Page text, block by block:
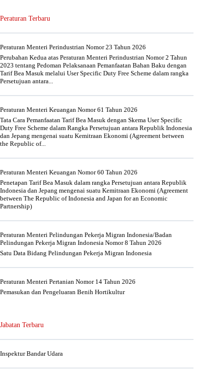
Peraturan Terbaru
Peraturan Menteri Perindustrian Nomor 23 Tahun 2026
Perubahan Kedua atas Peraturan Menteri Perindustrian Nomor 2 Tahun
2023 tentang Pedoman Pelaksanaan Pemanfaatan Bahan Baku dengan
Tarif Bea Masuk melalui User Specific Duty Free Scheme dalam rangka
Persetujuan antara...
Peraturan Menteri Keuangan Nomor 61 Tahun 2026
Tata Cara Pemanfaatan Tarif Bea Masuk dengan Skema User Specific
Duty Free Scheme dalam Rangka Persetujuan antara Republik Indonesia
dan Jepang mengenai suatu Kemitraan Ekonomi (Agreement between
the Republic of...
Peraturan Menteri Keuangan Nomor 60 Tahun 2026
Penetapan Tarif Bea Masuk dalam rangka Persetujuan antara Republik
Indonesia dan Jepang mengenai suatu Kemitraan Ekonomi (Agreement
between The Republic of Indonesia and Japan for an Economic
Partnership)
Peraturan Menteri Pelindungan Pekerja Migran Indonesia/Badan
Pelindungan Pekerja Migran Indonesia Nomor 8 Tahun 2026
Satu Data Bidang Pelindungan Pekerja Migran Indonesia
Peraturan Menteri Pertanian Nomor 14 Tahun 2026
Pemasukan dan Pengeluaran Benih Hortikultur
Jabatan Terbaru
Inspektur Bandar Udara